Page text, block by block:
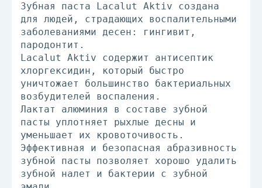
Зубная паста Lacalut Aktiv создана
для людей, страдающих воспалительными
заболеваниями десен: гингивит,
пародонтит.
Lacalut Aktiv содержит антисептик
хлоргексидин, который быстро
уничтожает большинство бактериальных
возбудителей воспаления.
Лактат алюминия в составе зубной
пасты уплотняет рыхлые десны и
уменьшает их кровоточивость.
Эффективная и безопасная абразивность
зубной пасты позволяет хорошо удалить
зубной налет и бактерии с зубной